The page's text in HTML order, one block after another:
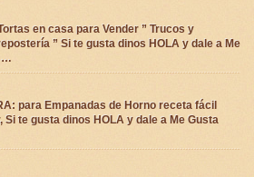
en casa para Vender ” Trucos y
” Si te gusta dinos HOLA y dale a Me
…
para Empanadas de Horno receta fácil
Si te gusta dinos HOLA y dale a Me Gusta